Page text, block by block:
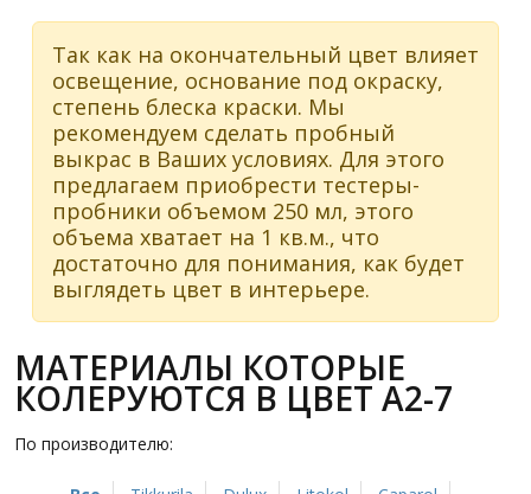
Так как на окончательный цвет влияет
освещение, основание под окраску,
степень блеска краски. Мы
рекомендуем сделать пробный
выкрас в Ваших условиях. Для этого
предлагаем приобрести тестеры-
пробники объемом 250 мл, этого
объема хватает на 1 кв.м., что
достаточно для понимания, как будет
выглядеть цвет в интерьере.
МАТЕРИАЛЫ КОТОРЫЕ
КОЛЕРУЮТСЯ В ЦВЕТ A2-7
По производителю: